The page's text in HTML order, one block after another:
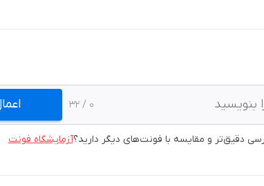
0
/ 32
دقیق‌تر و مقایسه با فونت‌های دیگر دارید؟آزمایشگاه فونت